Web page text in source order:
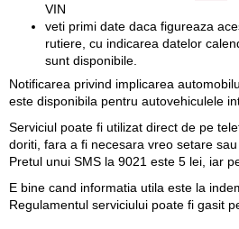
VIN
veti primi date daca figureaza
rutiere, cu indicarea datelor
sunt disponibile.
Notificarea privind implicarea
este disponibila pentru autovehiculele
Serviciul poate fi utilizat direct de pe
doriti, fara a fi necesara vreo setare sau
Pretul unui SMS la 9021 este 5 lei, iar
E bine cand informatia utila este la
Regulamentul serviciului poate fi gasit